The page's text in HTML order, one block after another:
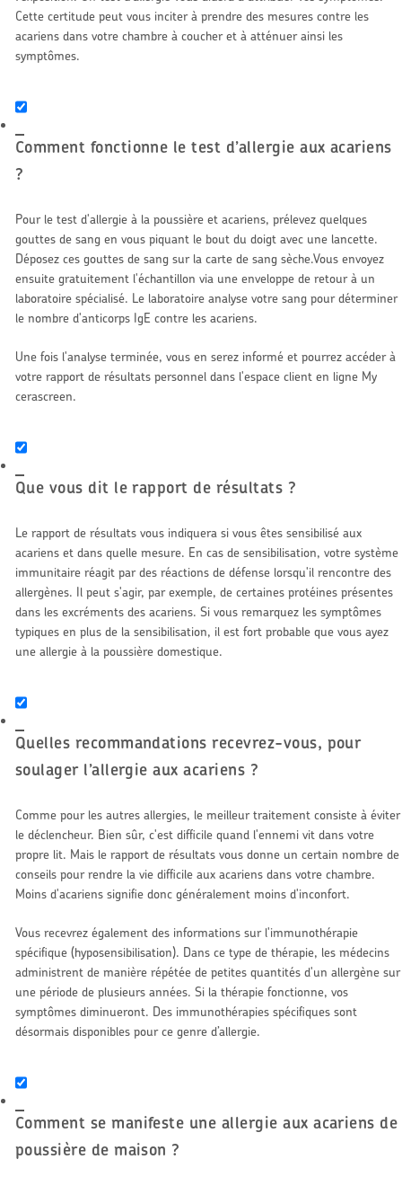
Cette certitude peut vous inciter à prendre des mesures contre les
acariens dans votre chambre à coucher et à atténuer ainsi les
symptômes.
Comment fonctionne le test d’allergie aux acariens
?
Pour le test d'allergie à la poussière et acariens, prélevez quelques
gouttes de sang en vous piquant le bout du doigt avec une lancette.
Déposez ces gouttes de sang sur la carte de sang sèche.Vous envoyez
ensuite gratuitement l'échantillon via une enveloppe de retour à un
laboratoire spécialisé. Le laboratoire analyse votre sang pour déterminer
le nombre d'anticorps IgE contre les acariens.
Une fois l'analyse terminée, vous en serez informé et pourrez accéder à
votre rapport de résultats personnel dans l'espace client en ligne My
cerascreen.
Que vous dit le rapport de résultats ?
Le rapport de résultats vous indiquera si vous êtes sensibilisé aux
acariens et dans quelle mesure. En cas de sensibilisation, votre système
immunitaire réagit par des réactions de défense lorsqu'il rencontre des
allergènes. Il peut s'agir, par exemple, de certaines protéines présentes
dans les excréments des acariens. Si vous remarquez les symptômes
typiques en plus de la sensibilisation, il est fort probable que vous ayez
une allergie à la poussière domestique.
Quelles recommandations recevrez-vous, pour
soulager l’allergie aux acariens ?
Comme pour les autres allergies, le meilleur traitement consiste à éviter
le déclencheur. Bien sûr, c'est difficile quand l'ennemi vit dans votre
propre lit. Mais le rapport de résultats vous donne un certain nombre de
conseils pour rendre la vie difficile aux acariens dans votre chambre.
Moins d'acariens signifie donc généralement moins d'inconfort.
Vous recevrez également des informations sur l'immunothérapie
spécifique (hyposensibilisation). Dans ce type de thérapie, les médecins
administrent de manière répétée de petites quantités d'un allergène sur
une période de plusieurs années. Si la thérapie fonctionne, vos
symptômes diminueront. Des immunothérapies spécifiques sont
désormais disponibles pour ce genre d’allergie.
Comment se manifeste une allergie aux acariens de
poussière de maison ?